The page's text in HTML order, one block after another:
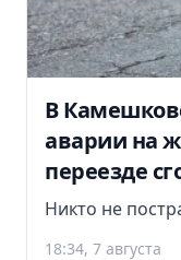
В
аварии на
переезде
Никто не
18:34, 7 августа